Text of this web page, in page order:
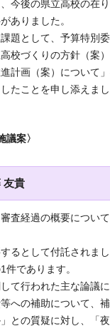
今後の県立高校の在
ありました。
題として、予算特別
校づくりの方針（案
計画（案）について
たことを申し添えま
案〉
貴
査経過の概要につい
るとして付託されま
であります。
て行われた主な論議
への補助について、
との質疑に対し、「